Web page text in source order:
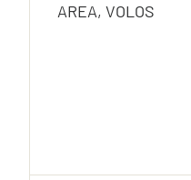
AREA, VOLOS